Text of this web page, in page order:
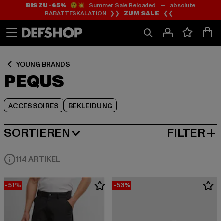
Zum
Inhalt
springen
Zum
Fußzeile
springen
BIS ZU -65%😲💥 Summer Sale Reloaded — absolute
RABATTESKALATION ❯❯ ZUM SALE ❮❮
YOUNG BRANDS
PEQUS
ACCESSOIRES BEKLEIDUNG
Zum
Produktraster
springen
SORTIEREN
BELIEBTESTE FILTER
114 ARTIKEL
-51% -53%